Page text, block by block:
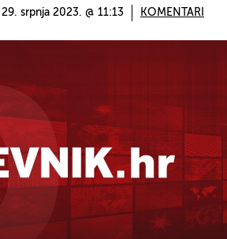
29. srpnja 2023. @ 11:13 KOMENTARI